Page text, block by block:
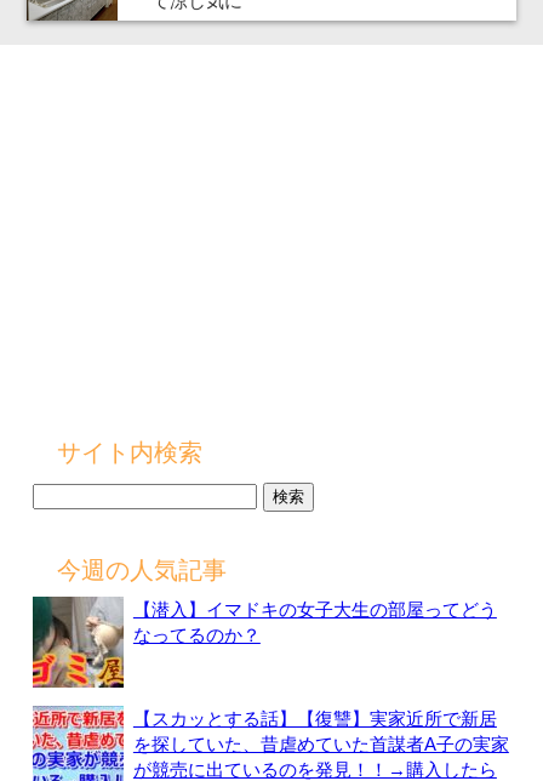
サイト内検索
今週の人気記事
【潜入】イマドキの女子大生の部屋ってどう
なってるのか？
【スカッとする話】【復讐】実家近所で新居
を探していた、昔虐めていた首謀者A子の実家
が競売に出ているのを発見！！→購入したら